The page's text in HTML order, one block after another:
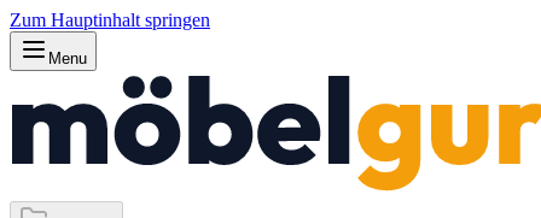
Zum Hauptinhalt springen
Menu